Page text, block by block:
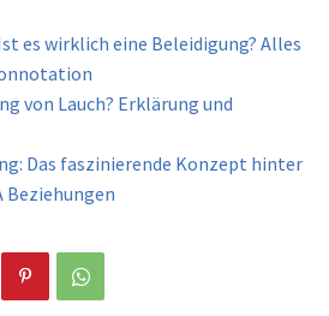
es wirklich eine Beleidigung? Alles
von Lauch? Erklärung und
Das faszinierende Konzept hinter
Beziehungen